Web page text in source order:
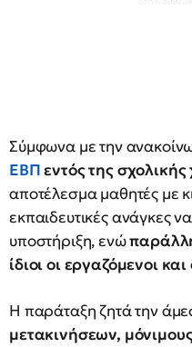
Σύμφωνα με την
ΕΒΠεντός της σχολικής
αποτέλεσμα μαθητές με
εκπαιδευτικές ανάγκες
υποστήριξη, ενώ
ίδιοι οι εργαζόμενοι
Η παράταξη ζητά την
μετακινήσεων,